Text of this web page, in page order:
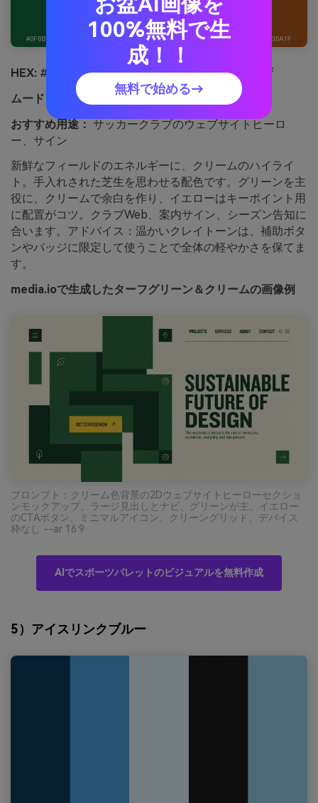
HEX: #0f6b3b #f3ead7 #1f2a2e #ffcc33 #b35a1f
ムード：
ムード：
おすすめ用途： サッカークラブのウェブサイトヒーロ
ー、サイン
新鮮なフィールドのエネルギーに、クリームのハイライ
ト。手入れされた芝生を思わせる配色です。グリーンを主
役に、クリームで余白を作り、イエローはキーポイント用
に配置がコツ。クラブWeb、案内サイン、シーズン告知に
合います。アドバイス：温かいクレイトーンは、補助ボタ
ンやバッジに限定して使うことで全体の軽やかさを保てま
す。
media.ioで生成したターフグリーン＆クリームの画像例
プロンプト：クリーム色背景の2Dウェブサイトヒーローセクショ
ンモックアップ、ラージ見出しとナビ、グリーンが主、イエロー
のCTAボタン、ミニマルアイコン、クリーングリッド、デバイス
枠なし --ar 16:9
AIでスポーツパレットのビジュアルを無料作成
5）アイスリンクブルー
100%無料で生
成！！
無料で始める→